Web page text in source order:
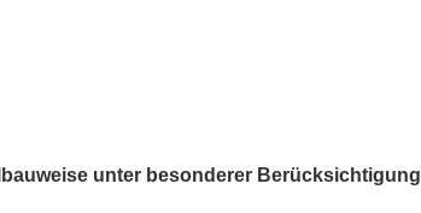
unter besonderer Berücksichtigung